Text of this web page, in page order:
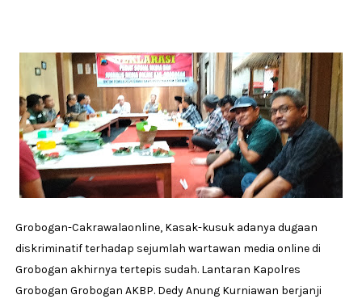
Grobogan-Cakrawalaonline, Kasak-kusuk adanya dugaan
diskriminatif terhadap sejumlah wartawan media online di
Grobogan akhirnya tertepis sudah. Lantaran Kapolres
Grobogan Grobogan AKBP. Dedy Anung Kurniawan berjanji